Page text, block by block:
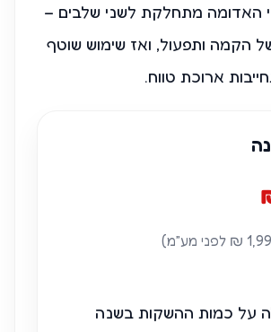
האדומה מתחלקת לשני שלבים –
הקמה ותפעול, ואז שימוש שוטף
ארוכת טווח.
על כמות ההשקות בשנה